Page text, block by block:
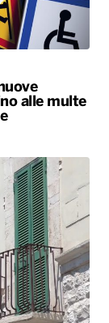
alle multe